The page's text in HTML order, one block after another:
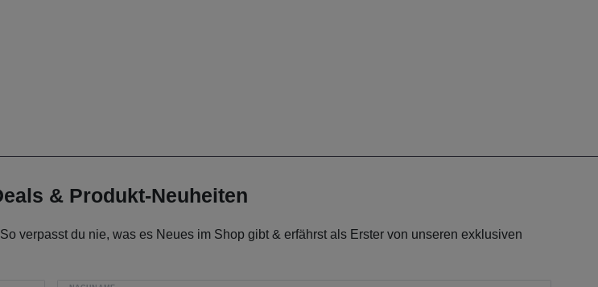
& Produkt-Neuheiten
verpasst du nie, was es Neues im Shop gibt & erfährst als Erster von unseren exklusiven